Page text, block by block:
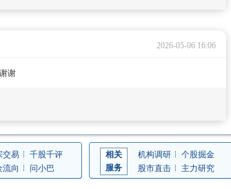
2026-05-06 16:06
谢
交易
千股千评
流向
问小巴
相关
服务
机构调研
个股掘金
股市直击
主力研究